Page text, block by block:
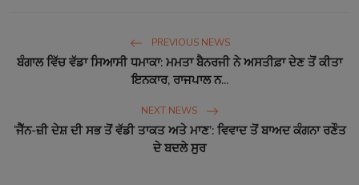
PREVIOUS NEWS
ਬੰਗਾਲ ਵਿੱਚ ਵੱਡਾ ਸਿਆਸੀ ਧਮਾਕਾ: ਮਮਤਾ ਬੈਨਰਜੀ ਨੇ ਅਸਤੀਫ਼ਾ ਦੇਣ ਤੋਂ ਕੀਤਾ
ਇਨਕਾਰ, ਰਾਜਪਾਲ ਨ...
NEXT NEWS
‘ਜੈੱਨ-ਜ਼ੀ ਦੇਸ਼ ਦੀ ਸਭ ਤੋਂ ਵੱਡੀ ਤਾਕਤ ਅਤੇ ਮਾਣ’: ਵਿਵਾਦ ਤੋਂ ਬਾਅਦ ਕੰਗਨਾ ਰਣੌਤ
ਦੇ ਬਦਲੇ ਸੁਰ